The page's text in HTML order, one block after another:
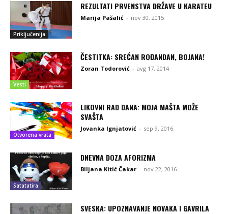
Priključenija
REZULTATI PRVENSTVA DRŽAVE U KARATEU
Marija Pašalić - nov 30, 2015
Vesti
ČESTITKA: SREĆAN ROĐANDAN, BOJANA!
Zoran Todorović - avg 17, 2014
Otvorena vrata
LIKOVNI RAD DANA: MOJA MAŠTA MOŽE
SVAŠTA
Jovanka Ignjatović - sep 9, 2016
Satatatira
DNEVNA DOZA AFORIZMA
Biljana Kitić Čakar - nov 22, 2016
SVESKA: UPOZNAVANJE NOVAKA I GAVRILA